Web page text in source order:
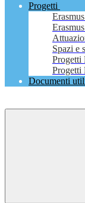
Progetti
Spazi e
Progetti
Progetti
Documenti